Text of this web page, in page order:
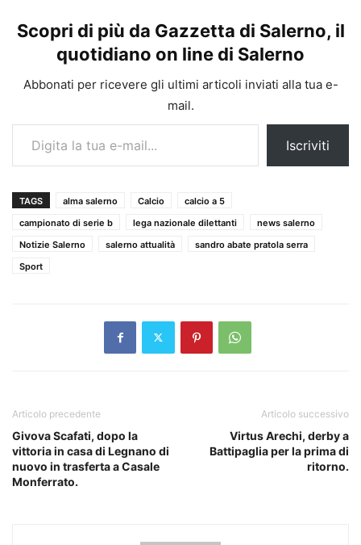
Scopri di più da Gazzetta di Salerno, il
quotidiano on line di Salerno
Abbonati per ricevere gli ultimi articoli inviati alla tua e-
mail.
Digita la tua e-mail...
Iscriviti
TAGS alma salerno Calcio
calcio a 5
campionato di serie b
lega nazionale dilettanti
news salerno
Notizie Salerno
salerno attualità
sandro abate pratola serra
Sport
Articolo precedente
Givova Scafati, dopo la
vittoria in casa di Legnano di
nuovo in trasferta a Casale
Monferrato.
Articolo successivo
Virtus Arechi, derby a
Battipaglia per la prima di
ritorno.